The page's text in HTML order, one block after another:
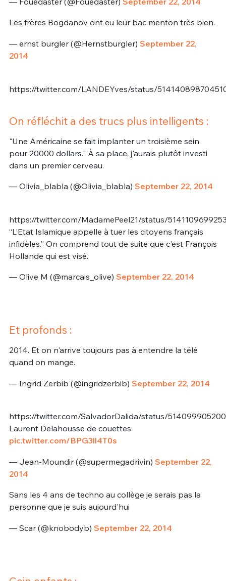
Les frères Bogdanov ont eu leur bac menton très bien.
— ernst burgler (@Hernstburgler) September 22,
2014
https://twitter.com/LANDEYves/status/
On réfléchit a des trucs plus intelligents :
"Une Américaine se fait implanter un troisième sein
pour 20000 dollars." À sa place, j'aurais plutôt investi
dans un premier cerveau.
— Olivia_blabla (@Olivia_blabla) September 22, 2014
https://twitter.com/MadamePeel21/status/
“L'Etat Islamique appelle à tuer les citoyens français
infidèles.” On comprend tout de suite que c'est François
Hollande qui est visé.
— Olive M (@marcais_olive) September 22, 2014
Et profonds :
2014. Et on n'arrive toujours pas à entendre la télé
quand on mange.
— Ingrid Zerbib (@ingridzerbib) September 22, 2014
https://twitter.com/SalvadorDalida/status/
Laurent Delahousse de couettes
pic.twitter.com/BPG3ll4T0s
— Jean-Moundir (@supermegadrivin) September 22,
2014
Sans les 4 ans de techno au collège je serais pas la
personne que je suis aujourd'hui
— Scar (@knobodyb) September 22, 2014